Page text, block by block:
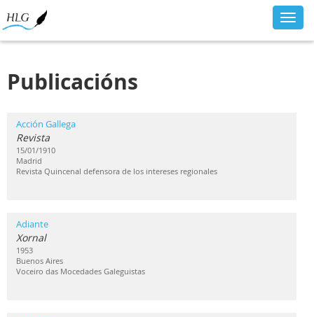
Publicacións
Acción Gallega
Revista
15/01/1910
Madrid
Revista Quincenal defensora de los intereses regionales
Adiante
Xornal
1953
Buenos Aires
Voceiro das Mocedades Galeguistas